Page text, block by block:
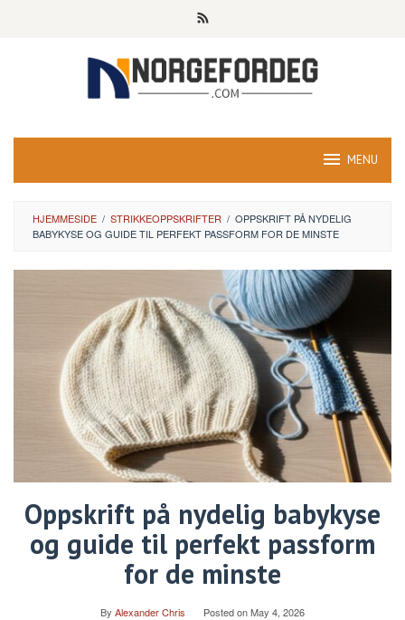
MENU
HJEMMESIDE / STRIKKEOPPSKRIFTER / OPPSKRIFT PÅ NYDELIG
BABYKYSE OG GUIDE TIL PERFEKT PASSFORM FOR DE MINSTE
Oppskrift på nydelig babykyse
og guide til perfekt passform
for de minste
By Alexander Chris Posted onMay 4, 2026